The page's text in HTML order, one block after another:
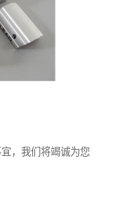
，我们将竭诚为您